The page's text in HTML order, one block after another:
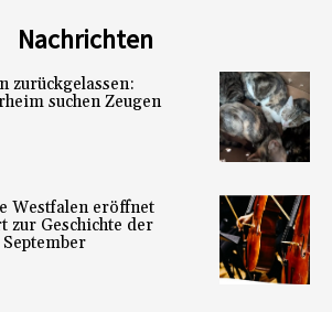
Nachrichten
zurückgelassen:
suchen Zeugen
Westfalen eröffnet
zur Geschichte der